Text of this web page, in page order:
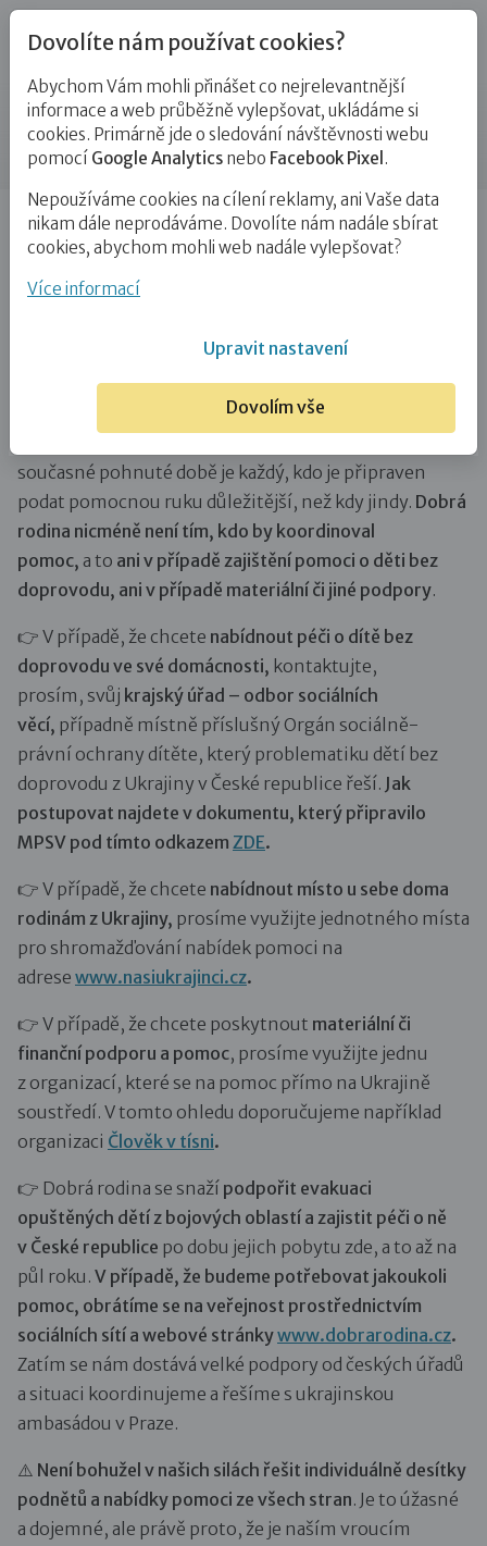
Novinky
Příspěvek
Úvod Novinky
Rozcestník: na koho se obrátit, když
chci pomáhat
Rozcestník: na koho se obrátit, když
současné pohnuté době je každý, kdo je připraven
podat pomocnou ruku důležitější, než kdy jindy. Dobrá
rodina nicméně není tím, kdo by koordinoval
pomoc, a to ani v případě zajištění pomoci o děti bez
doprovodu, ani v případě materiální či jiné podpory.
👉 V případě, že chcete nabídnout péči o dítě bez
doprovodu ve své domácnosti, kontaktujte,
prosím, svůj krajský úřad – odbor sociálních
věcí, případně místně příslušný Orgán sociálně-
právní ochrany dítěte, který problematiku dětí bez
doprovodu z Ukrajiny v České republice řeší. Jak
postupovat najdete v dokumentu, který připravilo
MPSV pod tímto odkazem ZDE.
👉 V případě, že chcete nabídnout místo u sebe doma
rodinám z Ukrajiny, prosíme využijte jednotného místa
pro shromažďování nabídek pomoci na
adrese www.nasiukrajinci.cz.
👉 V případě, že chcete poskytnout materiální či
finanční podporu a pomoc, prosíme využijte jednu
z organizací, které se na pomoc přímo na Ukrajině
soustředí. V tomto ohledu doporučujeme například
organizaci Člověk v tísni.
👉 Dobrá rodina se snaží podpořit evakuaci
opuštěných dětí z bojových oblastí a zajistit péči o ně
v České republice po dobu jejich pobytu zde, a to až na
půl roku. V případě, že budeme potřebovat jakoukoli
pomoc, obrátíme se na veřejnost prostřednictvím
sociálních sítí a webové stránkywww.dobrarodina.cz.
Zatím se nám dostává velké podpory od českých úřadů
a situaci koordinujeme a řešíme s ukrajinskou
ambasádou v Praze.
⚠️ Není bohužel v našich silách řešit individuálně desítky
podnětů a nabídky pomoci ze všech stran. Je to úžasné
a dojemné, ale právě proto, že je naším vroucím
Dovolíte nám používat cookies?
Abychom Vám mohli přinášet co nejrelevantnější
informace a web průběžně vylepšovat, ukládáme si
cookies. Primárně jde o sledování návštěvnosti webu
pomocí Google Analytics nebo Facebook Pixel .
Nepoužíváme cookies na cílení reklamy, ani Vaše data
nikam dále neprodáváme. Dovolíte nám nadále sbírat
cookies, abychom mohli web nadále vylepšovat?
Více informací
Upravit nastavení
Dovolím vše